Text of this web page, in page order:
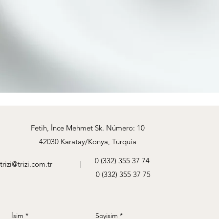
Fetih, İnce Mehmet Sk. Número: 10
42030 Karatay/Konya, Turquía
trizi@trizi.com.tr
0 (332) 355 37 74
0 (332) 355 37 75
İsim Soyisim